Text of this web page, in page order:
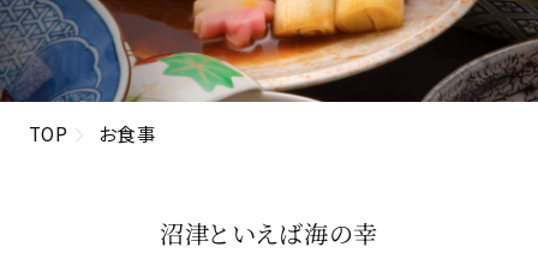
TOP お食事
沼津といえば海の幸